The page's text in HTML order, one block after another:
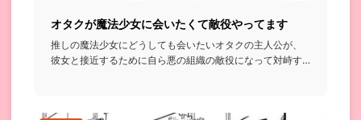
オタクが魔法少女に会いたくて敵役やってます
推しの魔法少女にどうしても会いたいオタクの主人公が、
彼女と接近するために自ら悪の組織の敵役になって対峙す